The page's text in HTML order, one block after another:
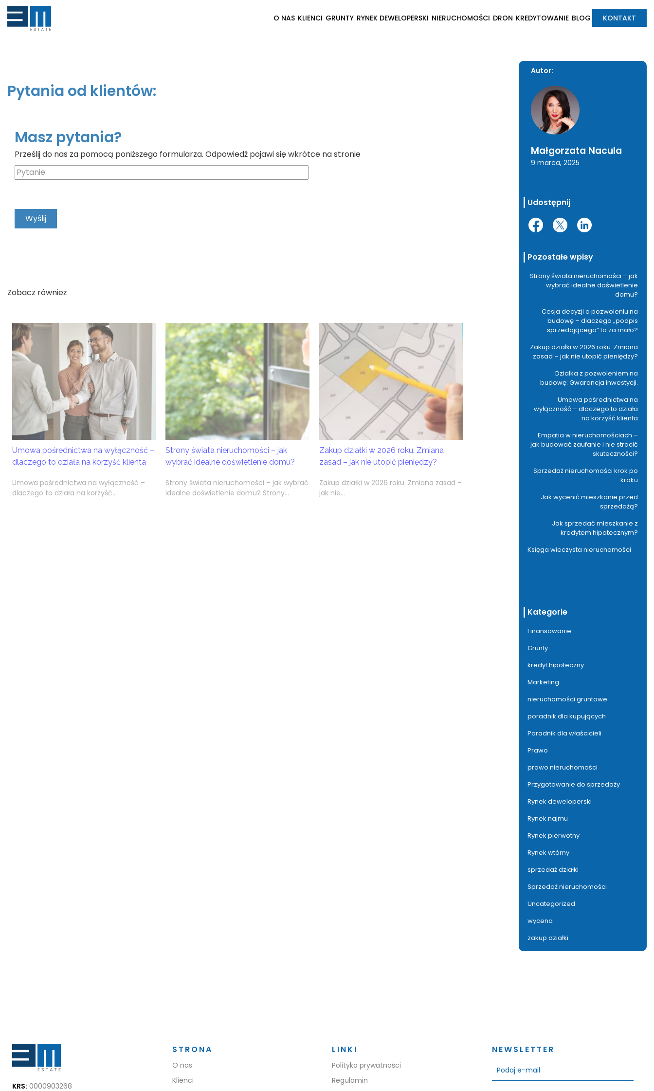
O NAS KLIENCI GRUNTY RYNEK DEWELOPERSKI NIERUCHOMOŚCI DRON KREDYTOWANIE BLOG KONTAKT
Pytania od klientów:
Masz pytania?
Prześlij do nas za pomocą poniższego formularza. Odpowiedź pojawi się wkrótce na stronie
Zobacz również
Umowa pośrednictwa na wyłączność –
dlaczego to działa na korzyść klienta
Umowa pośrednictwa na wyłączność –
dlaczego to działa na korzyść...
Strony świata nieruchomości – jak
wybrać idealne doświetlenie domu?
Strony świata nieruchomości – jak wybrać
idealne doświetlenie domu? Strony...
Zakup działki w 2026 roku. Zmiana
zasad – jak nie utopić pieniędzy?
Zakup działki w 2026 roku. Zmiana zasad –
jak nie...
Autor:
Małgorzata Nacula
9 marca, 2025
Udostępnij
Pozostałe wpisy
Strony świata nieruchomości – jak
wybrać idealne doświetlenie
domu?
Cesja decyzji o pozwoleniu na
budowę – dlaczego „podpis
sprzedającego” to za mało?
Zakup działki w 2026 roku. Zmiana
zasad – jak nie utopić pieniędzy?
Działka z pozwoleniem na
budowę: Gwarancja inwestycji.
Umowa pośrednictwa na
wyłączność – dlaczego to działa
na korzyść klienta
Empatia w nieruchomościach –
jak budować zaufanie i nie stracić
skuteczności?
Sprzedaż nieruchomości krok po
kroku
Jak wycenić mieszkanie przed
sprzedażą?
Jak sprzedać mieszkanie z
kredytem hipotecznym?
Księga wieczysta nieruchomości
Kategorie
Finansowanie
Grunty
kredyt hipoteczny
Marketing
nieruchomości gruntowe
poradnik dla kupujących
Poradnik dla właścicieli
Prawo
prawo nieruchomości
Przygotowanie do sprzedaży
Rynek deweloperski
Rynek najmu
Rynek pierwotny
Rynek wtórny
sprzedaż działki
Sprzedaż nieruchomości
Uncategorized
wycena
zakup działki
KRS: 0000903268
STRONA
O nas
Klienci
LINKI
Polityka prywatności
Regulamin
NEWSLETTER